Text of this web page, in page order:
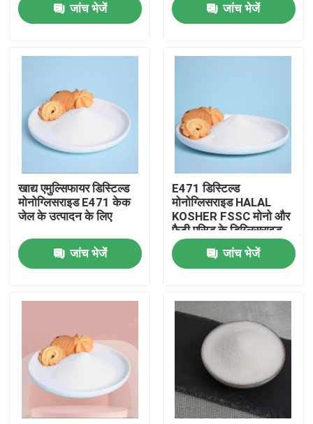
घर
वीडियो
वीआर शो
हमारे बारे में
कारखाना भ्रमण
समाचार
एक उद्धरण का अनुरोध करें
जांच भेजें
जांच भेजें
खाद्य एमुल्सिफायर डिस्टिल्ड
मोनोग्लिसराइड E471 केक
जेल के उत्पादन के लिए
जांच भेजें
E471 डिस्टिल्ड
मोनोग्लिसराइड HALAL
KOSHER FSSC मोनो और
फैटी एसिड के डिग्लिसराइड
जांच भेजें